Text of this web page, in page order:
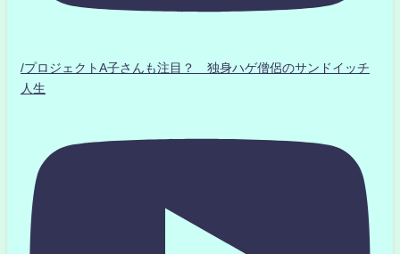
/プロジェクトA子さんも注目？ 独身ハゲ僧侶のサンドイッチ
人生